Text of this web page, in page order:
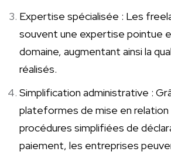
Expertise spécialisée : Les
souvent une expertise pointue
domaine, augmentant ainsi la
réalisés.
Simplification administrative :
plateformes de mise en
procédures simplifiées de
paiement, les entreprises